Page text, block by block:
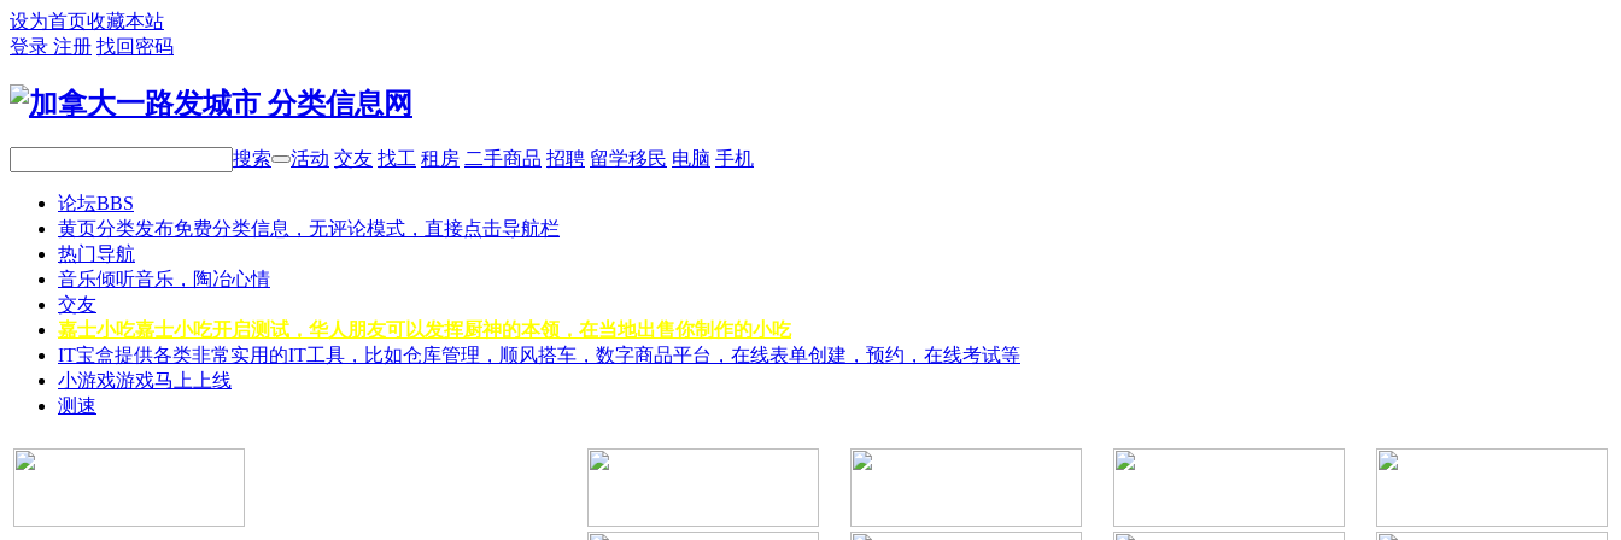
设为首页收藏本站
登录 注册 找回密码
搜索 活动 交友 找工 租房 二手商品 招聘 留学移民 电脑 手机
论坛BBS
黄页分类发布免费分类信息，无评论模式，直接点击导航栏
热门导航
音乐倾听音乐，陶冶心情
交友
嘉士小吃嘉士小吃开启测试，华人朋友可以发挥厨神的本领，在当地出售你制作的小吃
IT宝盒提供各类非常实用的IT工具，比如仓库管理，顺风搭车，数字商品平台，在线表单创建，预约，在线考试等
小游戏游戏马上上线
测速